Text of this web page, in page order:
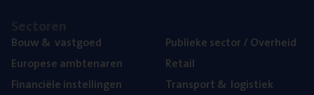
Bouw& vastgoed
Euro­pe­se ambtenaren
Finan­ci­ë­le instellingen
Publie­ke sec­tor / Overheid
Retail
Trans­port& logistiek